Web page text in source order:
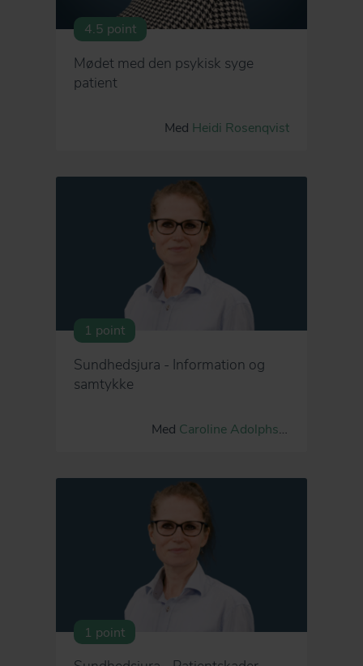
4.5 point
Mødet med den psykisk syge
patient
Med Heidi Rosenqvist
1 point
Sundhedsjura - Information og
samtykke
Med Caroline Adolphsen
1 point